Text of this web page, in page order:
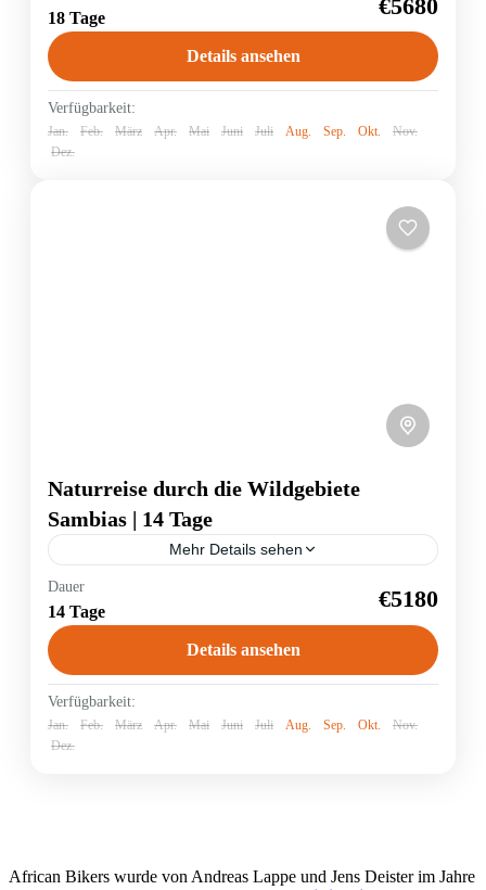
Sambia verfügt über riesige Wildnisgebiete im Süden
des afrikanischen Kontinents. Noch sind die
Nationalparks und Schutzgebiete von relativ wenigen
Touristen bereist und für jeden Wildnisfreund...
Sambia
18 Tage €5680
Details ansehen
Verfügbarkeit:
Jan. Feb. März Apr. Mai Juni Juli Aug. Sep. Okt.
Nov.
Dez.
Naturreise durch die Wildgebiete
Sambias | 14 Tage
Mehr Details sehen
Sambia verfügt über riesige Wildnisgebiete im Süden
des afrikanischen Kontinents. Noch sind die
Nationalparks und Schutzgebiete von relativ wenigen
Touristen bereist und für jeden Wildnisfreund...
Dauer
14 Tage €5180
Details ansehen
Verfügbarkeit:
Jan. Feb. März Apr. Mai Juni Juli Aug. Sep. Okt.
Nov.
Dez.
African Bikers wurde von Andreas Lappe und Jens Deister im Jahre